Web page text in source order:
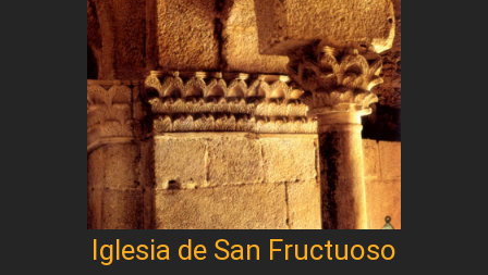
Iglesia de San Fructuoso